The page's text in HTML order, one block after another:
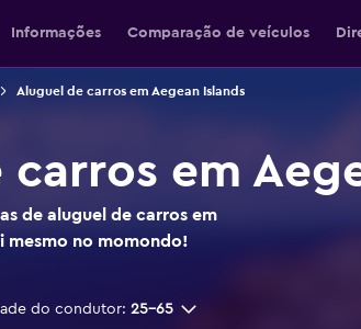
Informações Comparação de veículos
Aluguel de carros em Aegean Islands
em
de aluguel de carros em
mesmo no momondo!
do condutor: 25-65